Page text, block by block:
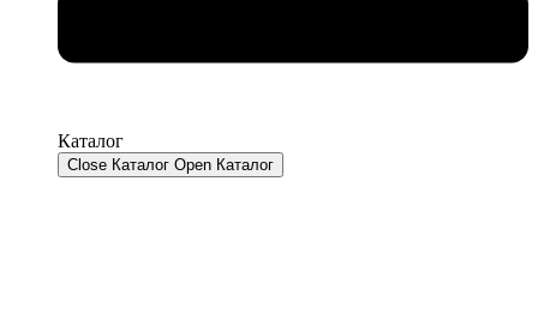
Каталог
Close Каталог Open Каталог